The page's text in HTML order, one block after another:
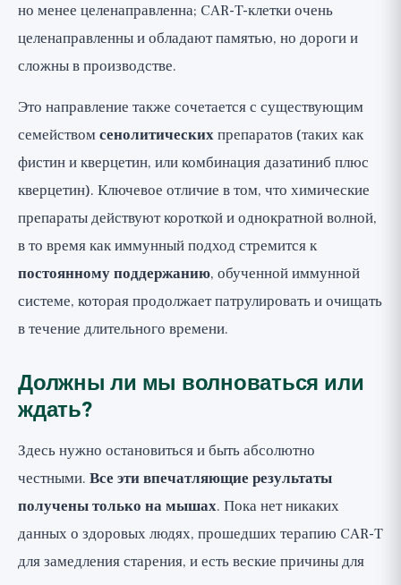
но менее целенаправленна; CAR-T-клетки очень
целенаправленны и обладают памятью, но дороги и
сложны в производстве.
Это направление также сочетается с существующим
семействомсенолитическихпрепаратов (таких как
фистин и кверцетин, или комбинация дазатиниб плюс
кверцетин). Ключевое отличие в том, что химические
препараты действуют короткой и однократной волной,
в то время как иммунный подход стремится к
постоянному поддержанию, обученной иммунной
системе, которая продолжает патрулировать и очищать
в течение длительного времени.
Должны ли мы волноваться или
ждать?
Здесь нужно остановиться и быть абсолютно
честными. Все эти впечатляющие результаты
получены только на мышах. Пока нет никаких
данных о здоровых людях, прошедших терапию CAR-T
для замедления старения, и есть веские причины для